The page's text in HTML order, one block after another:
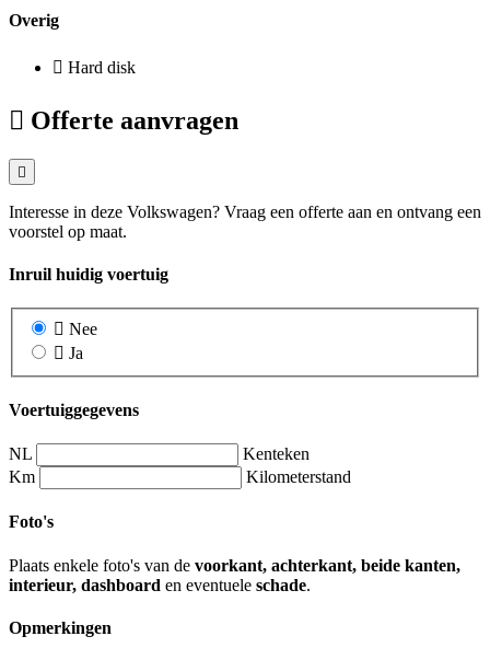
Overig
Hard disk
Offerte aanvragen
Interesse in deze Volkswagen? Vraag een offerte aan en ontvang een
voorstel op maat.
Inruil huidig voertuig
Nee
Ja
Voertuiggegevens
NL
Kenteken
Km
Kilometerstand
Foto's
Plaats enkele foto's van de voorkant, achterkant, beide kanten,
interieur, dashboard en eventuele schade.
Opmerkingen